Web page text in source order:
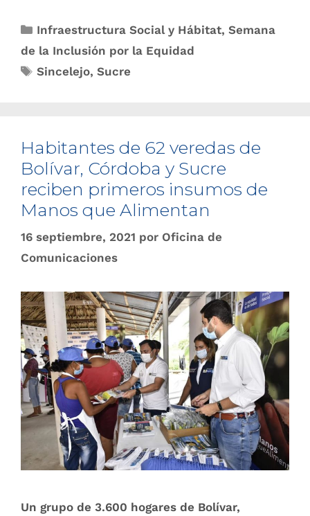
Infraestructura Social y Hábitat,Semana
de la Inclusión por la Equidad
Sincelejo,Sucre
Habitantes de 62 veredas de
Bolívar, Córdoba y Sucre
reciben primeros insumos de
Manos que Alimentan
16 septiembre, 2021 por Oficina de
Comunicaciones
Un grupo de 3.600 hogares de Bolívar,